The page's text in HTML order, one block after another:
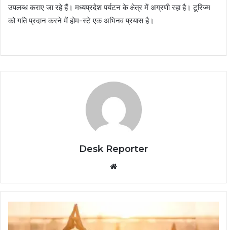
उपलब्ध कराए जा रहे हैं। मध्यप्रदेश पर्यटन के क्षेत्र में अग्रणी रहा है। टूरिज्म
को गति प्रदान करने में होम-स्टे एक अभिनव प्रयास है।
Desk Reporter